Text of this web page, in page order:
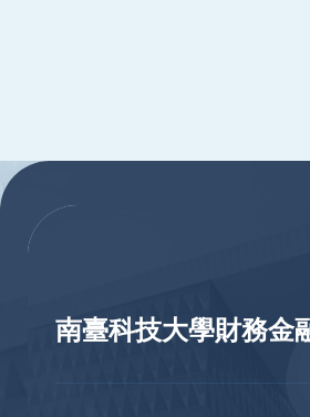
:::
南臺科技大學財務金